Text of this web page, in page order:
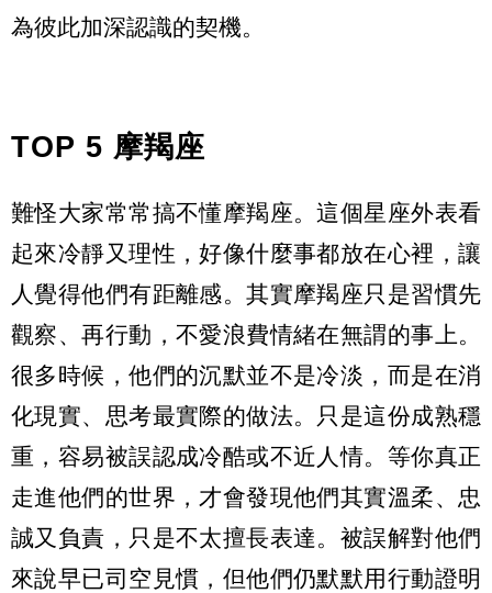
為彼此加深認識的契機。
TOP 5 摩羯座
難怪大家常常搞不懂摩羯座。這個星座外表看
起來冷靜又理性，好像什麼事都放在心裡，讓
人覺得他們有距離感。其實摩羯座只是習慣先
觀察、再行動，不愛浪費情緒在無謂的事上。
很多時候，他們的沉默並不是冷淡，而是在消
化現實、思考最實際的做法。只是這份成熟穩
重，容易被誤認成冷酷或不近人情。等你真正
走進他們的世界，才會發現他們其實溫柔、忠
誠又負責，只是不太擅長表達。被誤解對他們
來說早已司空見慣，但他們仍默默用行動證明